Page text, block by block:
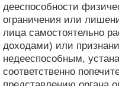
дееспособности
ограничения или
лица самостоятельно
доходами) или
недееспособным,
соответственно